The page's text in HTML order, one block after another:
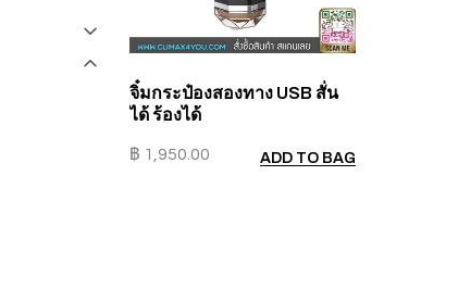
จิ๋มกระป๋องสองทาง USB สั่น
ได้ ร้องได้
฿ 1,950.00 ADD TO BAG